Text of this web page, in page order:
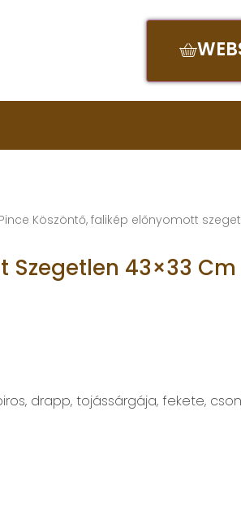
Köszöntő, falikép előnyomott
Szegetlen 43×33 Cm
drapp, tojássárgája, fekete,